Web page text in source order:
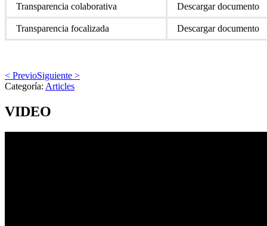
Transparencia colaborativa Descargar documento
Transparencia focalizada Descargar documento
< PrevioSiguiente >
Categoría: Articles
VIDEO